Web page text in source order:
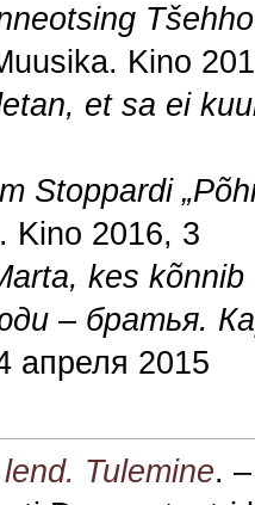
Kino
et sa ei
Stoppardi
Kino 2016, 3
kes kõnnib
– братья.
апреля 2015
Tulemine.